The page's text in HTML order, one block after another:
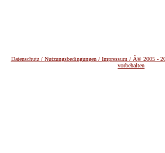
Datenschutz / Nutzungsbedingungen / Impressum / Â© 2005 -
vorbehalten